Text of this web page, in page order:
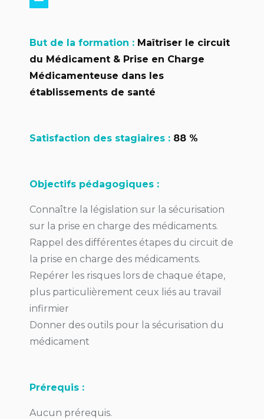
But de la formation : Maîtriser le circuit
du Médicament & Prise en Charge
Médicamenteuse dans les
établissements de santé
Satisfaction des stagiaires : 88 %
Objectifs pédagogiques :
Connaître la législation sur la sécurisation
sur la prise en charge des médicaments.
Rappel des différentes étapes du circuit de
la prise en charge des médicaments.
Repérer les risques lors de chaque étape,
plus particulièrement ceux liés au travail
infirmier
Donner des outils pour la sécurisation du
médicament
Prérequis :
Aucun prérequis.